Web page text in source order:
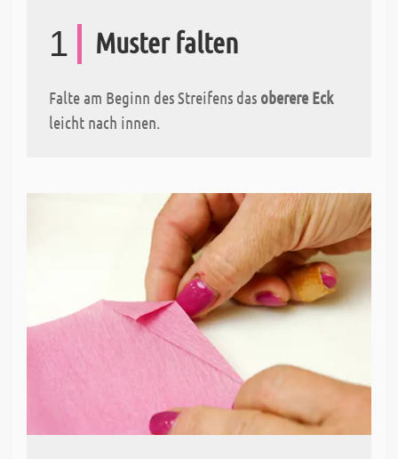
1 Muster falten
Falte am Beginn des Streifens das oberere Eck
leicht nach innen.